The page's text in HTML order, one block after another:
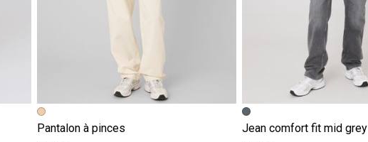
Pantalon à pinces
Jean comfort fit mid grey